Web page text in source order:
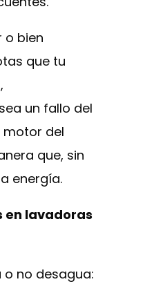
o bien
que tu
un fallo del
motor del
que, sin
energía.
en lavadoras
o no desagua: